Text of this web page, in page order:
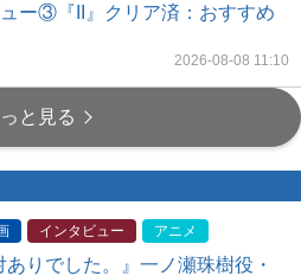
ー③『II』クリア済：おすすめ
2026-08-08 11:10
と見る
インタビュー アニメ
ありでした。』一ノ瀬珠樹役・